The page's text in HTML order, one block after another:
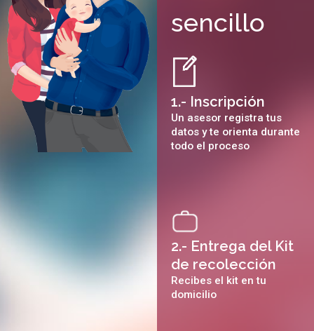
sencillo
1.- Inscripción
Un asesor registra tus
datos y te orienta durante
todo el proceso
2.- Entrega del Kit
de recolección
Recibes el kit en tu
domicilio